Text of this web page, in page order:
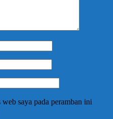
saya pada peramban ini